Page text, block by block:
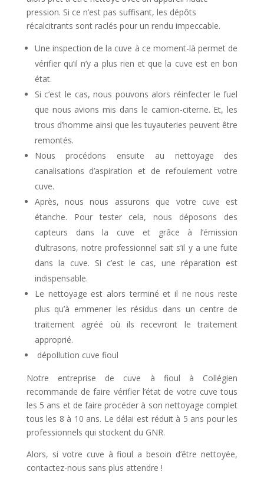
pression. Si ce n’est pas suffisant, les dépôts
récalcitrants sont raclés pour un rendu impeccable.
Une inspection de la cuve à ce moment-là permet de
vérifier qu’il n’y a plus rien et que la cuve est en bon
état.
Si c’est le cas, nous pouvons alors réinfecter le fuel
que nous avions mis dans le camion-citerne. Et, les
trous d’homme ainsi que les tuyauteries peuvent être
remontés.
Nous procédons ensuite au nettoyage des
canalisations d’aspiration et de refoulement votre
cuve.
Après, nous nous assurons que votre cuve est
étanche. Pour tester cela, nous déposons des
capteurs dans la cuve et grâce à l’émission
d’ultrasons, notre professionnel sait s’il y a une fuite
dans la cuve. Si c’est le cas, une réparation est
indispensable.
Le nettoyage est alors terminé et il ne nous reste
plus qu’à emmener les résidus dans un centre de
traitement agréé où ils recevront le traitement
approprié.
dépollution cuve fioul
Notre entreprise de cuve à fioul à Collégien
recommande de faire vérifier l’état de votre cuve tous
les 5 ans et de faire procéder à son nettoyage complet
tous les 8 à 10 ans. Le délai est réduit à 5 ans pour les
professionnels qui stockent du GNR.
Alors, si votre cuve à fioul a besoin d’être nettoyée,
contactez-nous sans plus attendre !